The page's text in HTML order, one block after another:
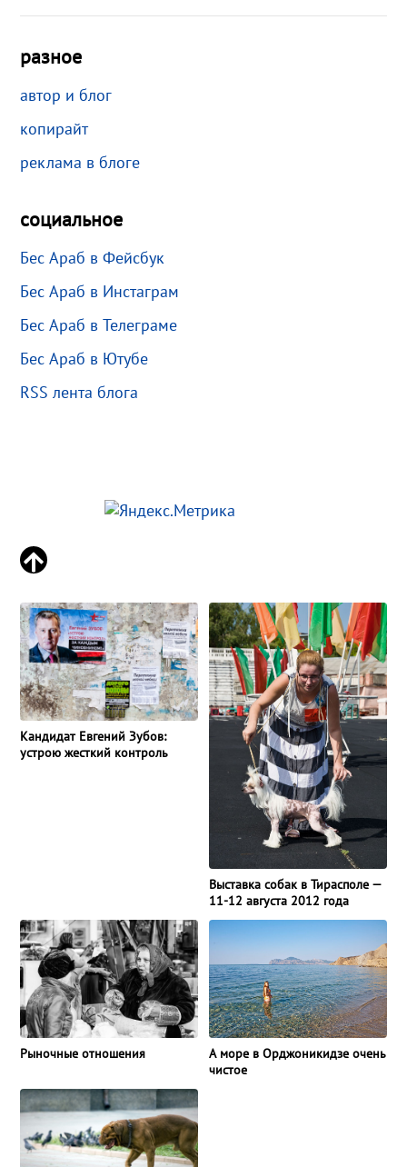
разное
автор и блог
копирайт
реклама в блоге
социальное
Бес Араб в Фейсбук
Бес Араб в Инстаграм
Бес Араб в Телеграме
Бес Араб в Ютубе
RSS лента блога
Кандидат Евгений Зубов:
устрою жесткий контроль
Выставка собак в Тирасполе —
11-12 августа 2012 года
Рыночные отношения
А море в Орджоникидзе очень
чистое